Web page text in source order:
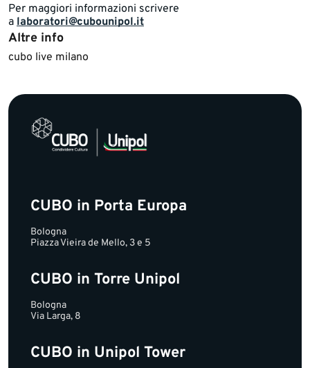
​Per maggiori informazioni scrivere
a laboratori@cubounipol.it
Altre info
​​​cubo live milano
CUBO in Porta Europa
Bologna
Piazza Vieira de Mello, 3 e 5
CUBO in Torre Unipol
Bologna
Via Larga, 8
CUBO in Unipol Tower